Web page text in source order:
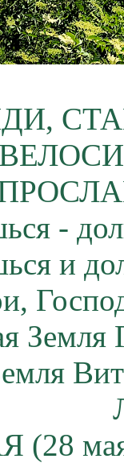
-
и
(28